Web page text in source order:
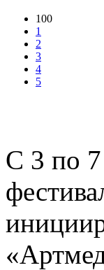
100
1
2
3
4
5
С 3 по 7